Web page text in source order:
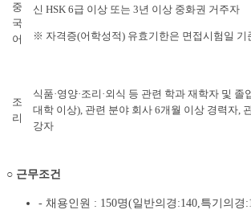
중
국
어
신 HSK 6급 이상 또는 3년 이상 중화권 거주자
※ 자격증(어학성적) 유효기한은 면접시험일 기
조
리
식품·영양·조리·외식 등 관련 학과 재학자 및 졸
대학 이상), 관련 분야 회사 6개월 이상 경력자,
강자
○ 근무조건
- 채용인원 : 150명(일반의경:140,특기의경